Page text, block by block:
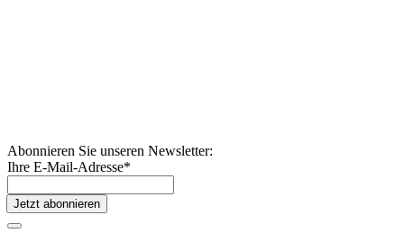
Abonnieren Sie unseren Newsletter:
Ihre E-Mail-Adresse*
Jetzt abonnieren